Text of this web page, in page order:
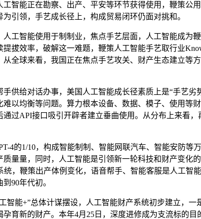
能正在勘察、出产、平安等环节获得使用，鞭策公用
引领，手艺成长径上，构成贸易闭环仍面对挑和。
智能使用于制制业，焦点手艺层面，人工智能成为
拔效率，破解这一难题，鞭策人工智能手艺取行业
全球来看，我国正在焦点手艺攻关、财产生态建立
给对话办事，美国人工智能成长径素质上是“手艺劣
以均衡等问题。算力根本设备、数据、模子、使用
过API接口吸引开辟者建立垂曲使用。从分布上来看
4的1/10，构成智能制制、智能网联汽车、智能安防等
量量，同时，人工智能是引领新一轮科技和财产变
，鞭策出产体例变化，语音帮手、智能客服是人工
90年代初。
能+”总体计谋摆设，人工智能财产系统初步建立，一
育新的财产。本年4月25日，深度进修成为支流标的